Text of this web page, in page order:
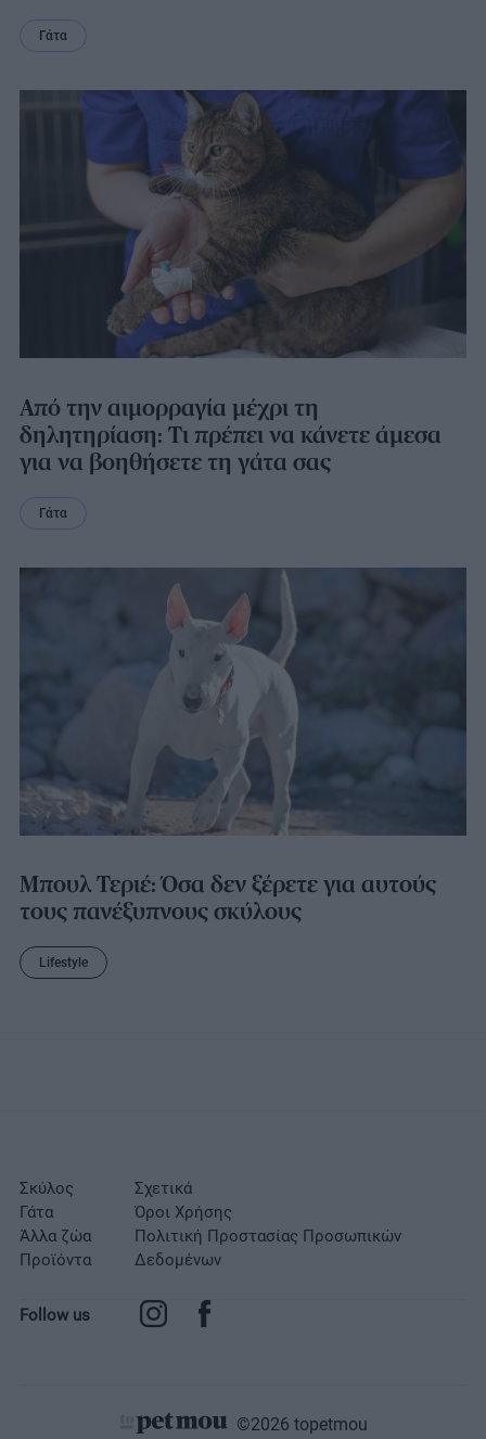
Γάτα
Από την αιμορραγία μέχρι τη
δηλητηρίαση: Τι πρέπει να κάνετε άμεσα
για να βοηθήσετε τη γάτα σας
Γάτα
Μπουλ Τεριέ: Όσα δεν ξέρετε για αυτούς
τους πανέξυπνους σκύλους
Lifestyle
Σκύλος
Γάτα
Άλλα ζώα
Προϊόντα
Σχετικά
Όροι Χρήσης
Πολιτική Προστασίας Προσωπικών
Δεδομένων
Follow us
©2026 topetmou